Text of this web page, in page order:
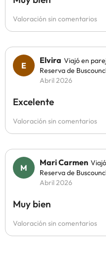
Valoración sin comentarios
Elvira Viajó en
Reserva de
Abril 2026
Excelente
Valoración sin comentarios
Mari Carmen
Reserva de
Abril 2026
Muy bien
Valoración sin comentarios